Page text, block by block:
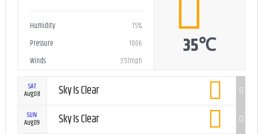
Humidity
15%
Pressure
1006
Winds
3.57mph
35℃
SAT
Aug08 Sky Is Clear
SUN
Aug09 Sky Is Clear